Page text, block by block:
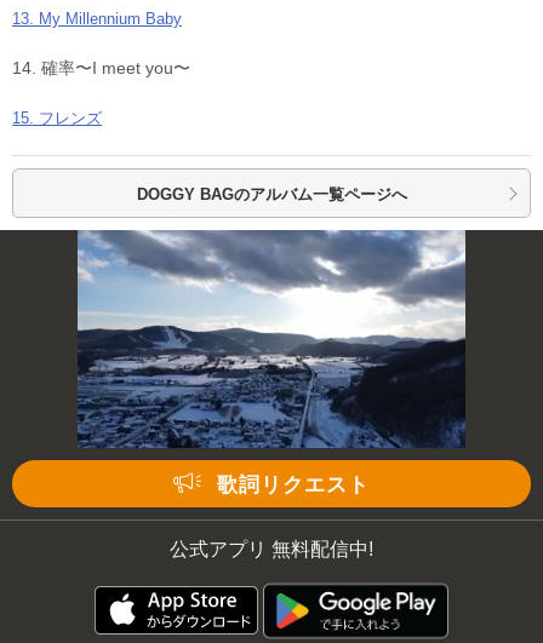
13. My Millennium Baby
14. 確率〜I meet you〜
15. フレンズ
DOGGY BAGのアルバム一覧ページへ
歌詞リクエスト
公式アプリ 無料配信中!